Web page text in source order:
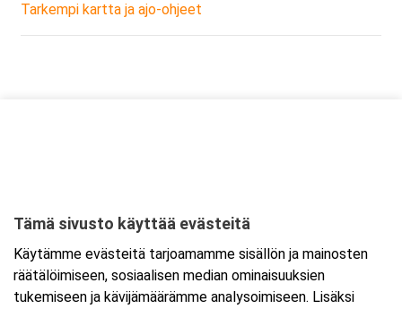
Tarkempi kartta ja ajo-ohjeet
Tämä sivusto käyttää evästeitä
Käytämme evästeitä tarjoamamme sisällön ja mainosten
räätälöimiseen, sosiaalisen median ominaisuuksien
tukemiseen ja kävijämäärämme analysoimiseen. Lisäksi